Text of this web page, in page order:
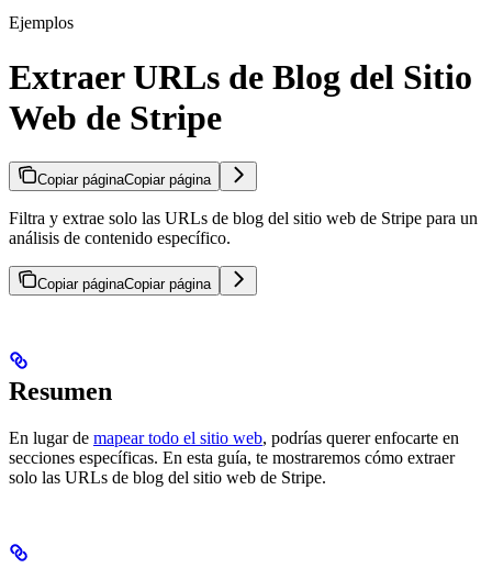
Ejemplos
Extraer URLs de Blog del Sitio
Web de Stripe
Copiar páginaCopiar página
Filtra y extrae solo las URLs de blog del sitio web de Stripe para un
análisis de contenido específico.
Copiar páginaCopiar página
Resumen
En lugar de mapear todo el sitio web, podrías querer enfocarte en
secciones específicas. En esta guía, te mostraremos cómo extraer
solo las URLs de blog del sitio web de Stripe.